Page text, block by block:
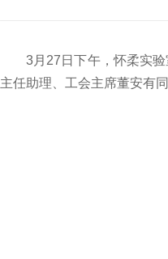
3月27日下午，怀柔实
主任助理、工会主席董安有